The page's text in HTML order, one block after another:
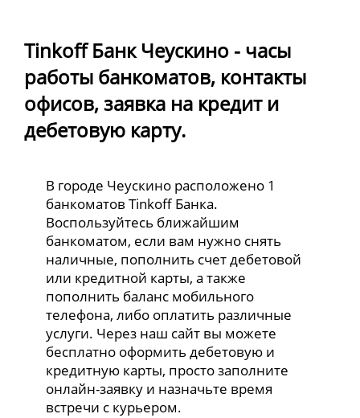
Tinkoff Банк Чеускино - часы
работы банкоматов, контакты
офисов, заявка на кредит и
дебетовую карту.
В городе Чеускино расположено 1
банкоматов Tinkoff Банка.
Воспользуйтесь ближайшим
банкоматом, если вам нужно снять
наличные, пополнить счет дебетовой
или кредитной карты, а также
пополнить баланс мобильного
телефона, либо оплатить различные
услуги. Через наш сайт вы можете
бесплатно оформить дебетовую и
кредитную карты, просто заполните
онлайн-заявку и назначьте время
встречи с курьером.